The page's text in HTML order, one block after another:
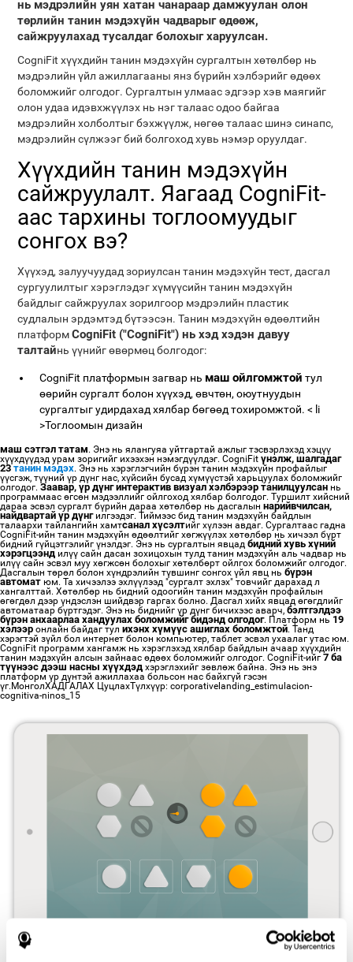
нь мэдрэлийн уян хатан чанараар дамжуулан олон
төрлийн танин мэдэхүйн чадварыг өдөөж,
сайжруулахад тусалдаг болохыг харуулсан.
CogniFit хүүхдийн танин мэдэхүйн сургалтын хөтөлбөр нь
мэдрэлийн үйл ажиллагааны янз бүрийн хэлбэрийг өдөөх
боломжийг олгодог. Сургалтын улмаас эдгээр хэв маягийг
олон удаа идэвхжүүлэх нь нэг талаас одоо байгаа
мэдрэлийн холболтыг бэхжүүлж, нөгөө талаас шинэ синапс,
мэдрэлийн сүлжээг бий болгоход хувь нэмэр оруулдаг.
Хүүхдийн танин мэдэхүйн
сайжруулалт. Яагаад CogniFit-
аас тархины тоглоомуудыг
сонгох вэ?
Хүүхэд, залуучуудад зориулсан танин мэдэхүйн тест, дасгал
сургуулилтыг хэрэглэдэг хүмүүсийн танин мэдэхүйн
байдлыг сайжруулах зорилгоор мэдрэлийн пластик
судлалын эрдэмтэд бүтээсэн. Танин мэдэхүйн өдөөлтийн
платформCogniFit ("CogniFit") нь хэд хэдэн давуу
талтайнь үүнийг өвөрмөц болгодог:
CogniFit платформын загвар нь маш ойлгомжтой тул
өөрийн сургалт болон хүүхэд, өвчтөн, оюутнуудын
сургалтыг удирдахад хялбар бөгөөд тохиромжтой. < li
>Тоглоомын дизайн
маш сэтгэл татам. Энэ нь ялангуяа уйтгартай ажлыг тэсвэрлэхэд хэцүү
хүүхдүүдэд урам зоригийг ихээхэн нэмэгдүүлдэг. CogniFit үнэлж, шалгадаг
23танин мэдэх. Энэ нь хэрэглэгчийн бүрэн танин мэдэхүйн профайлыг
үүсгэж, түүний үр дүнг нас, хүйсийн бусад хүмүүстэй харьцуулах боломжийг
олгодог. Заавар, үр дүнг интерактив визуал хэлбэрээр танилцуулсан нь
программаас өгсөн мэдээллийг ойлгоход хялбар болгодог. Туршилт хийсний
дараа эсвэл сургалт бүрийн дараа хөтөлбөр нь дасгалын нарийвчилсан,
найдвартай үр дүнгилгээдэг. Тиймээс бид танин мэдэхүйн байдлын
талаархи тайлангийн хамтсанал хүсэлтийг хүлээн авдаг. Сургалтаас гадна
CogniFit-ийн танин мэдэхүйн өдөөлтийг хөгжүүлэх хөтөлбөр нь хичээл бүрт
бидний гүйцэтгэлийг үнэлдэг. Энэ нь сургалтын явцад бидний хувь хүний ​​
хэрэгцээнд илүү сайн дасан зохицохын тулд танин мэдэхүйн аль чадвар нь
илүү сайн эсвэл муу хөгжсөн болохыг хөтөлбөрт ойлгох боломжийг олгодог.
Дасгалын төрөл болон хүндрэлийн түвшинг сонгох үйл явц нь бүрэн
автомат юм. Та хичээлээ эхлүүлээд "сургалт эхлэх" товчийг дарахад л
хангалттай. Хөтөлбөр нь бидний одоогийн танин мэдэхүйн профайлын
өгөгдөл дээр үндэслэн шийдвэр гаргах болно. Дасгал хийх явцад өгөгдлийг
автоматаар бүртгэдэг. Энэ нь биднийг үр дүнг бичихээс аварч, бэлтгэлдээ
бүрэн анхаарлаа хандуулах боломжийг бидэнд олгодог. Платформ нь 19
хэлээр онлайн байдаг тул ихэнх хүмүүс ашиглах боломжтой. Танд
хэрэгтэй зүйл бол интернет болон компьютер, таблет эсвэл ухаалаг утас юм.
CogniFit программ хангамж нь хэрэглэхэд хялбар байдлын ачаар хүүхдийн
танин мэдэхүйн алсын зайнаас өдөөх боломжийг олгодог. CogniFit-ийг 7 ба
түүнээс дээш насны хүүхдэд хэрэглэхийг зөвлөж байна. Энэ нь энэ
платформ үр дүнтэй ажиллахаа больсон нас байхгүй гэсэн
үг.МонголХАДГАЛАХ ЦуцлахТүлхүүр: corporativelanding_estimulacion-
cognitiva-ninos_15